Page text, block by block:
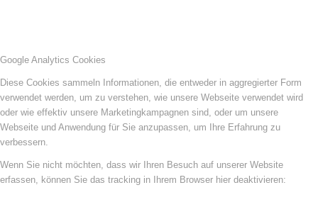
Google Analytics Cookies
Diese Cookies sammeln Informationen, die entweder in aggregierter Form
verwendet werden, um zu verstehen, wie unsere Webseite verwendet wird
oder wie effektiv unsere Marketingkampagnen sind, oder um unsere
Webseite und Anwendung für Sie anzupassen, um Ihre Erfahrung zu
verbessern.
Wenn Sie nicht möchten, dass wir Ihren Besuch auf unserer Website
erfassen, können Sie das tracking in Ihrem Browser hier deaktivieren: